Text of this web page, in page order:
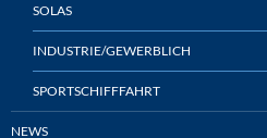
SOLAS
INDUSTRIE/GEWERBLICH
SPORTSCHIFFFAHRT
NEWS